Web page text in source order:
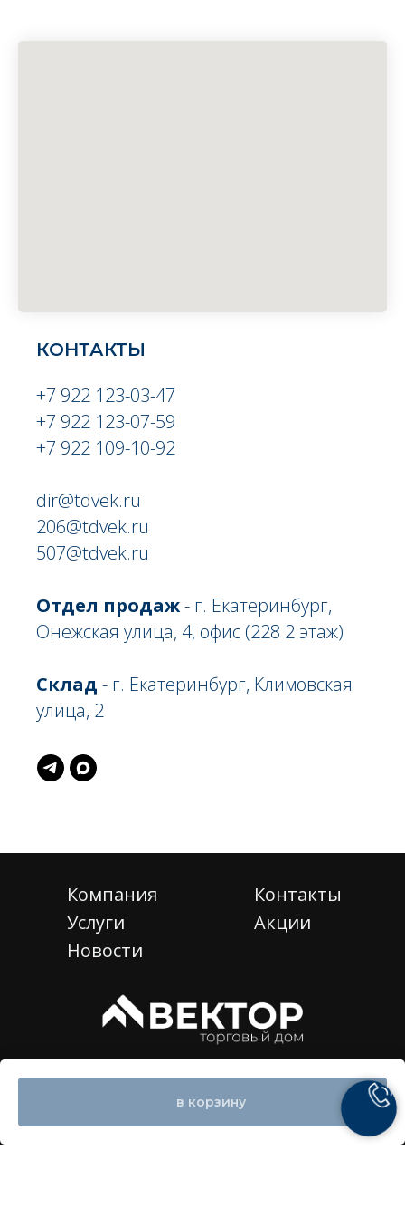
в корзину
КОНТАКТЫ
+7 922 123-03-47
+7 922 123-07-59
+7 922 109-10-92
dir@tdvek.ru
206@tdvek.ru
507@tdvek.ru
Отдел продаж- г. Екатеринбург,
Онежская улица, 4, офис (228 2 этаж)
Склад - г. Екатеринбург, Климовская
улица, 2
ИНН 6658578754
Компания
Услуги
Новости
Контакты
Акции